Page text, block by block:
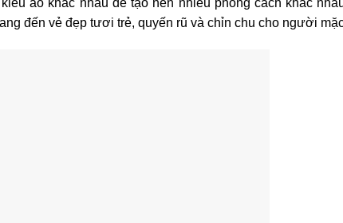
áo khác nhau để tạo nên nhiều phong cách khác
đến vẻ đẹp tươi trẻ, quyến rũ và chỉn chu cho người